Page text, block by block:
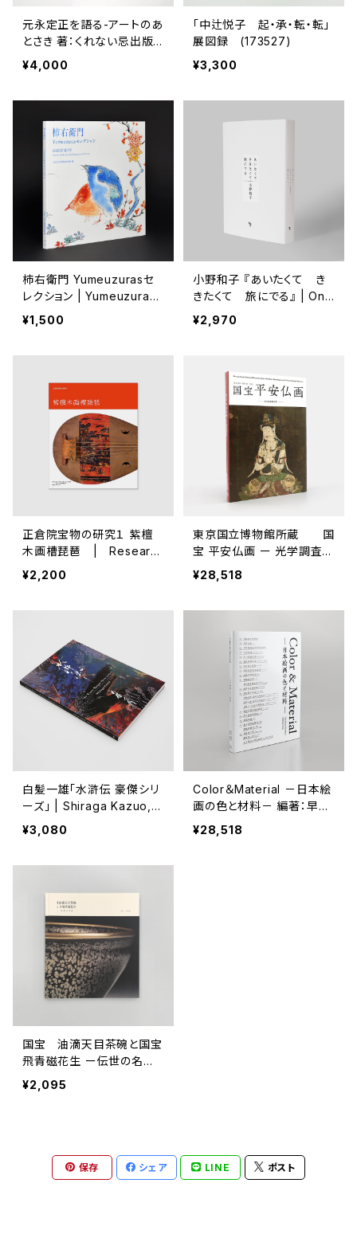
元永定正を語る-アートのあ
とさき 著：くれない忌出版
委員会/元永紅子 (17802
¥4,000
「中辻悦子 起・承・転・転」
展図録 (173527)
¥3,300
柿右衛門 Yumeuzurasセ
レクション | Yumeuzuras
Selection Kakiemon
¥1,500
小野和子 『あいたくて き
きたくて 旅にでる』 | Ono
Kazuko
¥2,970
正倉院宝物の研究１ 紫檀
木画槽琵琶 | Researc
h on Shosoin Treasure
s（144761）
¥2,200
東京国立博物館所蔵 国
宝 平安仏画 ー 光学調査報
告書 ー Research
on National Treasure H
¥28,518
白髪一雄「水滸伝 豪傑シリ
ーズ」 | Shiraga Kazuo,
The Water Margin Hero
Series
¥3,080
Color＆Material －日本絵
画の色と材料－ 編著：早川
泰弘・城野誠治 | Yasuhiro
Hayakawa and Seiji Shir
¥28,518
国宝 油滴天目茶碗と国宝
飛青磁花生 ー伝世の名品
ー | National Treasure Y
uteki Tenmoku (111997)
¥2,095
保存 シェア LINE ポスト